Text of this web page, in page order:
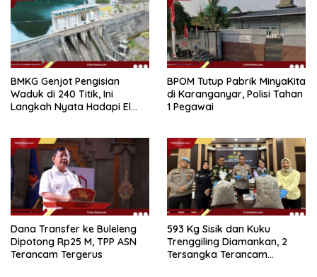
BMKG Genjot Pengisian
Waduk di 240 Titik, Ini
Langkah Nyata Hadapi El
BPOM Tutup Pabrik MinyaKita
di Karanganyar, Polisi Tahan
1 Pegawai
Dana Transfer ke Buleleng
Dipotong Rp25 M, TPP ASN
Terancam Tergerus
593 Kg Sisik dan Kuku
Trenggiling Diamankan, 2
Tersangka Terancam